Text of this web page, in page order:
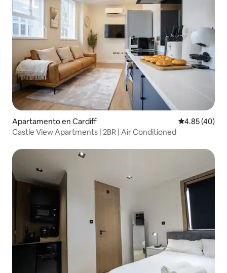
Apartamento en Cardiff Calificación
4.85 (40)
Castle View Apartments | 2BR | Air Conditioned